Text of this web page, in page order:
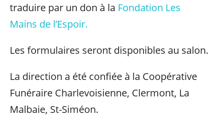
traduire par un don à la Fondation Les
Mains de l’Espoir.
Les formulaires seront disponibles au salon.
La direction a été confiée à la Coopérative
Funéraire Charlevoisienne, Clermont, La
Malbaie, St-Siméon.